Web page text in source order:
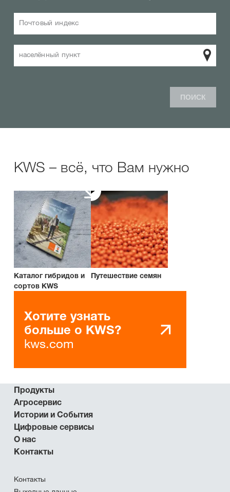
Почтовый индекс
населённый пункт
ПОИСК
KWS – всё, что Вам нужно
Каталог гибридов и
сортов KWS
Путешествие семян
Хотите узнать
больше о KWS?
kws.com
Продукты
Агросервис
Истории и События
Цифровые сервисы
О нас
Контакты
Контакты